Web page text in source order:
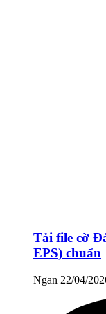
Tải file cờ
EPS) chuẩn
Ngan 22/04/